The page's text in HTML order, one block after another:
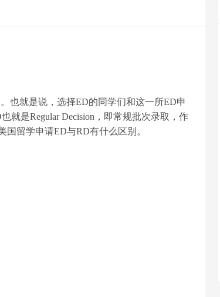
智能诊断
学
也就是说，选择ED的同学们和这一所ED申
就是Regular Decision，即常规批次录取，作
留学申请ED与RD有什么区别。